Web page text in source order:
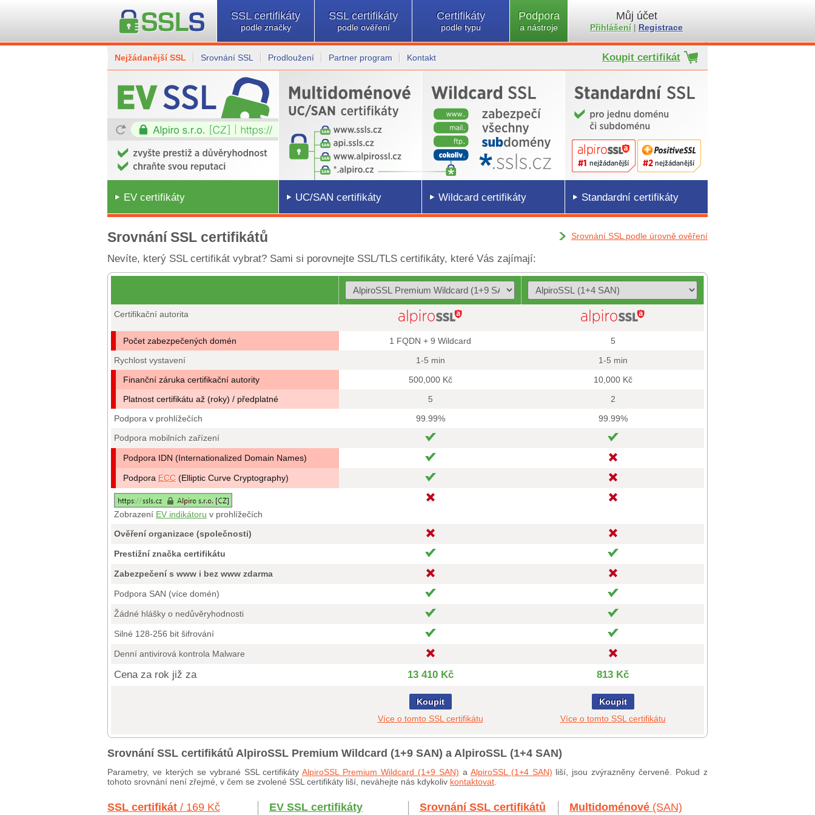
SSL certifikáty
podle značky
SSL certifikáty
podle ověření
Certifikáty
podle typu
Podpora
a nástroje
Můj účet
Přihlášení| Registrace
Nejžádanější SSL Srovnání SSL Prodloužení Partner program Kontakt Koupit certifikát
EV certifikáty UC/SAN certifikáty Wildcard certifikáty Standardní certifikáty
Srovnání SSL certifikátů Srovnání SSL podle úrovně ověření
Nevíte, který SSL certifikát vybrat? Sami si porovnejte SSL/TLS certifikáty, které Vás zajímají:
Certifikační autorita
Počet zabezpečených domén 1 FQDN + 9 Wildcard
5
Rychlost vystavení
1-5 min
1-5 min
Finanční záruka certifikační autority
500,000 Kč
10,000 Kč
Platnost certifikátu až (roky) / předplatné
5
2
Podpora v prohlížečích
99.99%
99.99%
Podpora mobilních zařízení
Podpora IDN (Internationalized Domain Names)
Podpora ECC (Elliptic Curve Cryptography)
Zobrazení EV indikátoru v prohlížečích
Ověření organizace (společnosti)
Prestižní značka certifikátu
Zabezpečení s www i bez www zdarma
Podpora SAN (více domén)
Žádné hlášky o nedůvěryhodnosti
Silné 128-256 bit šifrování
Denní antivirová kontrola Malware
Cena za rok již za 13 410 Kč 813 Kč
Koupit
Více o tomto SSL certifikátu
Koupit
Více o tomto SSL certifikátu
Srovnání SSL certifikátů AlpiroSSL Premium Wildcard (1+9 SAN) a AlpiroSSL (1+4 SAN)
Parametry, ve kterých se vybrané SSL certifikátyAlpiroSSL Premium Wildcard (1+9 SAN) a AlpiroSSL (1+4 SAN) liší, jsou zvýrazněny červeně. Pokud z
tohoto srovnání není zřejmé, v čem se zvolené SSL certifikáty liší, neváhejte nás kdykoliv kontaktovat
SSL certifikát / 169 Kč EV SSL certifikáty Srovnání SSL certifikátů Multidoménové (SAN)